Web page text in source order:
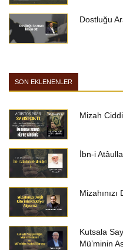
Dostluğu
SON EKLENENLER
Mizah
İbn-i
Kutsala
Mü’minin